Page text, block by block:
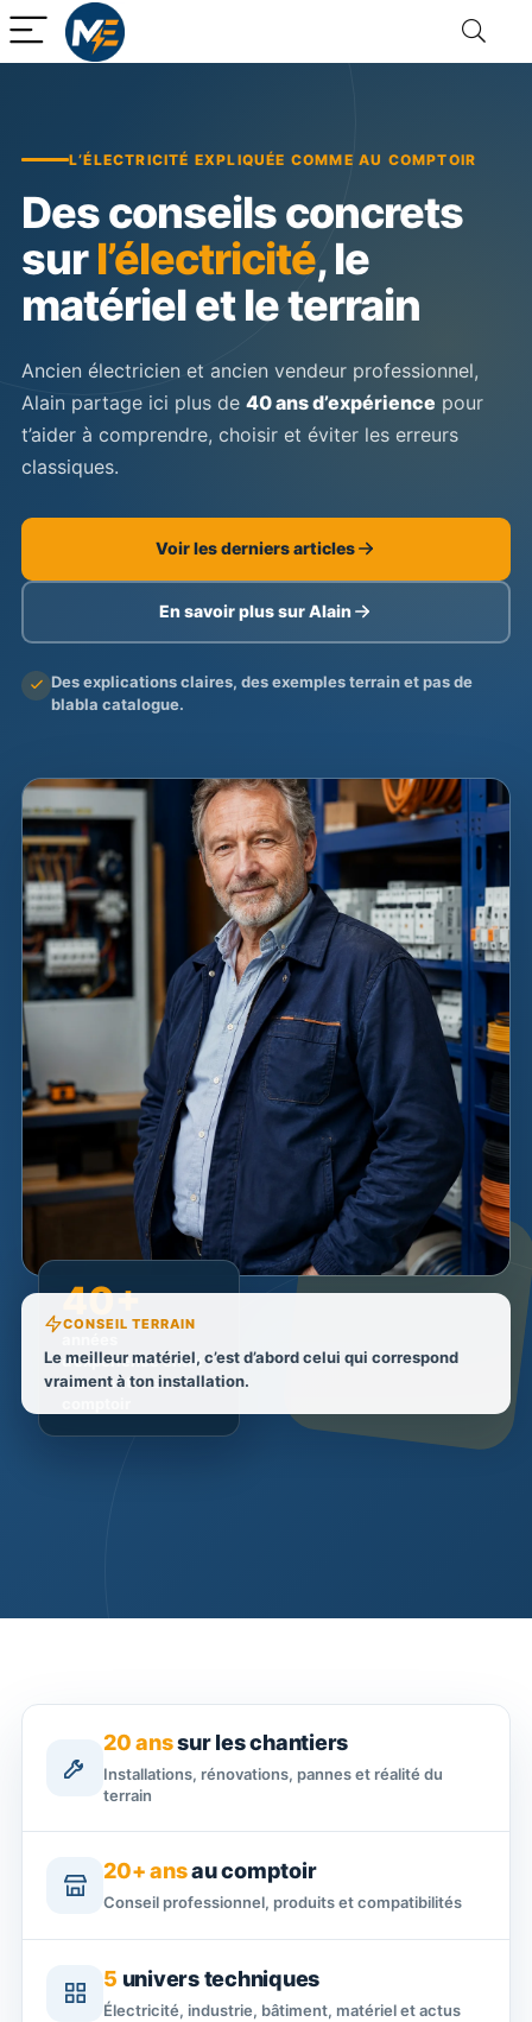
L’ÉLECTRICITÉ EXPLIQUÉE COMME AU COMPTOIR
Des conseils concrets
surl’électricité, le
matériel et le terrain
Ancien électricien et ancien vendeur professionnel,
Alain partage ici plus de 40 ans d’expérience pour
t’aider à comprendre, choisir et éviter les erreurs
classiques.
Voir les derniers articles
En savoir plus sur Alain
Des explications claires, des exemples terrain et pas de
blabla catalogue.
40+
d’expérience entre
les chantiers et le
CONSEIL TERRAIN
Le meilleur matériel, c’est d’abord celui qui correspond
vraiment à ton installation.
20 anssur les chantiers
Installations, rénovations, pannes et réalité du
terrain
20+ ansau comptoir
Conseil professionnel, produits et compatibilités
5 univers techniques
Électricité, industrie, bâtiment, matériel et actus